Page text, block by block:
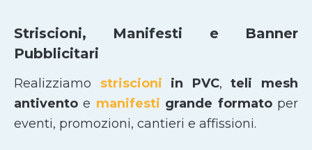
Striscioni, Manifesti e Banner
Pubblicitari
Realizziamo striscioni in PVC,teli mesh
antivento e manifesti grande formatoper
eventi, promozioni, cantieri e affissioni.